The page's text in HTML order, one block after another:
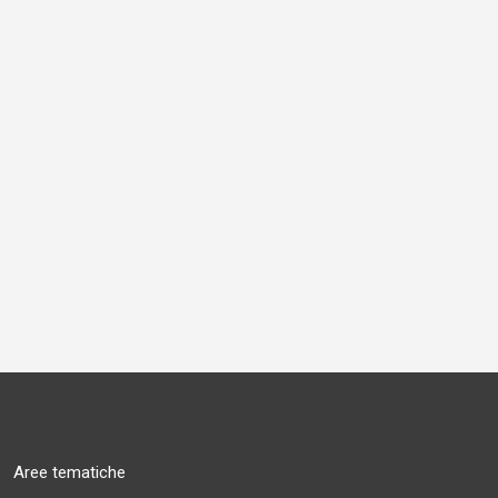
Aree tematiche